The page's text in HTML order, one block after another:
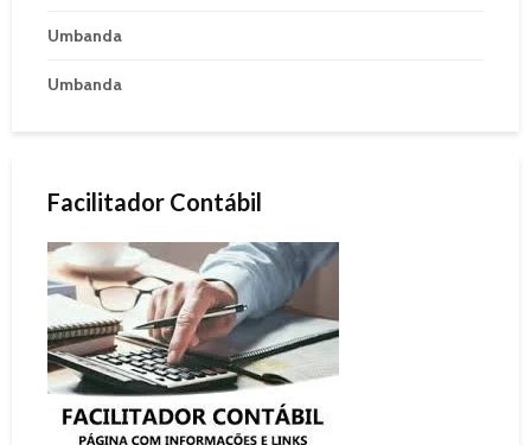
Umbanda
Umbanda
Facilitador Contábil